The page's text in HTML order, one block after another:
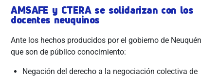
AMSAFE y CTERA se solidarizan con los
docentes neuquinos
Ante los hechos producidos por el gobierno de Neuquén
que son de público conocimiento:
Negación del derecho a la negociación colectiva de